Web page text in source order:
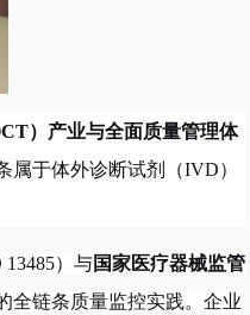
）产业与全面质量管理体
属于体外诊断试剂（IVD）
）与国家医疗器械监管
全链条质量监控实践。企业